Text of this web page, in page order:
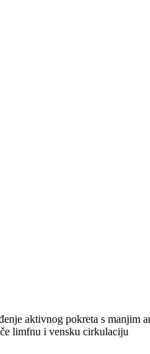
aktivnog pokreta s manjim
limfnu i vensku cirkulaciju